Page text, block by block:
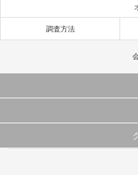
調査方法
当サイトで公開されている情報（
これらの情報を権利者の許可なく
当サイトに掲載している内容はす
弊社の見解・ 意見ではないことを
このサイトでは Cookie を使用し